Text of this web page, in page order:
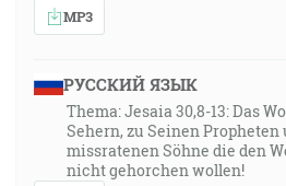
MP3
РУССКИЙ ЯЗЫК
Thema: Jesaia 30,8-13: Das
Sehern, zu Seinen
missratenen Söhne die den
nicht gehorchen wollen!